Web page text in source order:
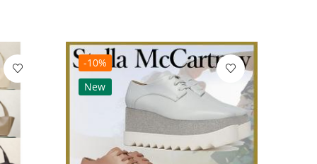
-10%
New